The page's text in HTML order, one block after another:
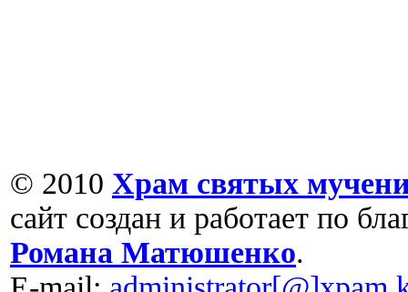
© 2010 Храм святых
сайт создан и работает по
Романа Матюшенко.